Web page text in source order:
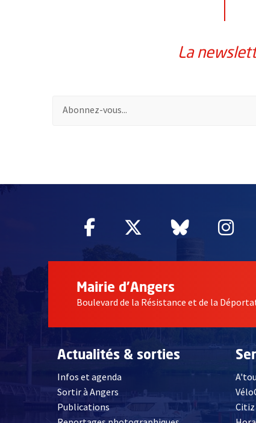
La
Pour vous inscrire à la lettre d'information de
Facebook
, Ouvre une nouvelle
Twitter
, Ouvre une
Bluesky
, Ouvre
,
Mairie d'Angers
Boulevard de la Résistance et de la
Actualités & sorties
Infos et agenda
Sortir à Angers
Publications
Citiz